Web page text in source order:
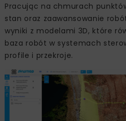
Pracując na chmurach
stan oraz zaawansowanie
wyniki z modelami 3D, które
baza robót w systemach
profile i przekroje.